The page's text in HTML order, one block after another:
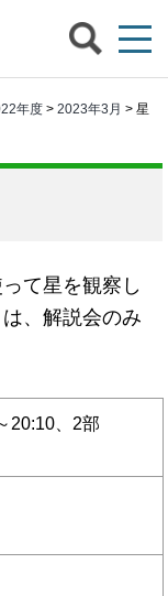
年度 > 2023年3月 > 星
て星を観察し
、解説会のみ
20:10、2部